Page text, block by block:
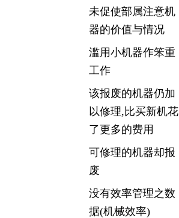
未促使部属注意机
器的价值与情况
滥用小机器作笨重
工作
该报废的机器仍加
以修理,比买新机花
了更多的费用
可修理的机器却报
废
没有效率管理之数
据(机械效率)